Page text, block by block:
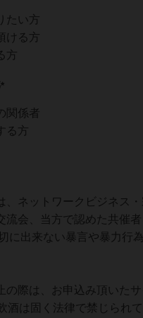
たい方
ける方
方
係者
る方
ネットワークビジネス
会、当方で認めた共催者
に出来ない暴言や暴力行
の際は、お申込み頂い
酒は固く法律で禁じら